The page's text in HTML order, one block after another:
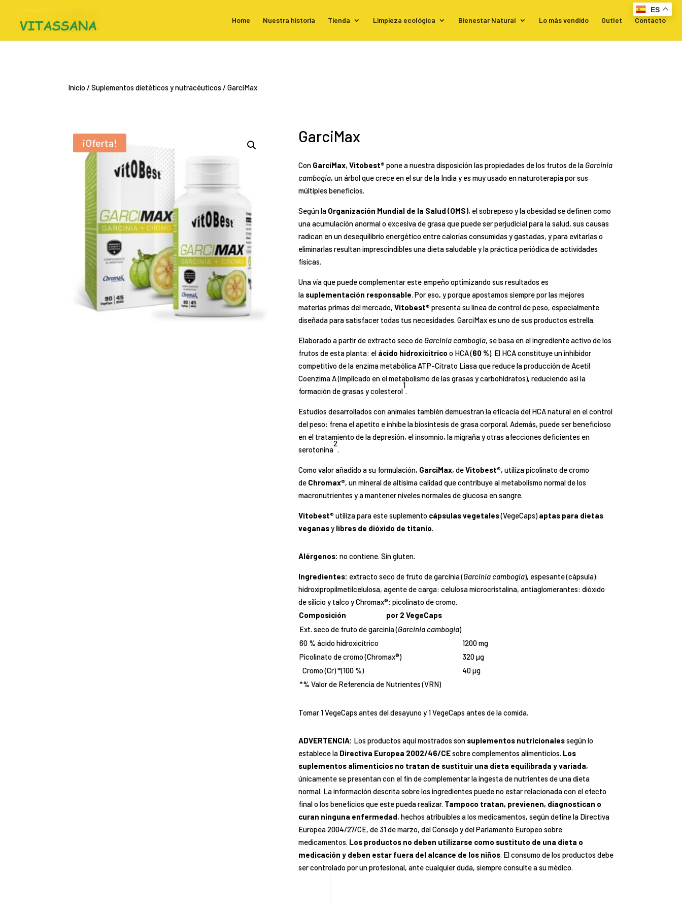
Home Nuestra historia Tienda Limpieza ecológica Bienestar Natural Lo más vendido Outlet Contacto
Inicio/Suplementos dietéticos y nutracéuticos / GarciMax
¡Oferta! GarciMax
Con GarciMax,Vitobest® pone a nuestra disposición las propiedades de los frutos de la Garcinia
cambogia, un árbol que crece en el sur de la India y es muy usado en naturoterapia por sus
múltiples beneficios.
Según la Organización Mundial de la Salud (OMS), el sobrepeso y la obesidad se definen como
una acumulación anormal o excesiva de grasa que puede ser perjudicial para la salud, sus causas
radican en un desequilibrio energético entre calorías consumidas y gastadas, y para evitarlas o
eliminarlas resultan imprescindibles una dieta saludable y la práctica periódica de actividades
físicas.
Una vía que puede complementar este empeño optimizando sus resultados es
la suplementación responsable. Por eso, y porque apostamos siempre por las mejores
materias primas del mercado,Vitobest® presenta su línea de control de peso, especialmente
diseñada para satisfacer todas tus necesidades. GarciMax es uno de sus productos estrella.
Elaborado a partir de extracto seco de Garcinia cambogia, se basa en el ingrediente activo de los
frutos de esta planta: el ácido hidroxicítrico o HCA (60 %). El HCA constituye un inhibidor
competitivo de la enzima metabólica ATP-Citrato Liasa que reduce la producción de Acetil
Coenzima A (implicado en el metabolismo de las grasas y carbohidratos), reduciendo así la
formación de grasas y colesterol
1
.
Estudios desarrollados con animales también demuestran la eficacia del HCA natural en el control
del peso: frena el apetito e inhibe la biosíntesis de grasa corporal. Además, puede ser beneficioso
en el tratamiento de la depresión, el insomnio, la migraña y otras afecciones deficientes en
serotonina
2
.
Como valor añadido a su formulación, GarciMax, deVitobest®, utiliza picolinato de cromo
de Chromax®, un mineral de altísima calidad que contribuye al metabolismo normal de los
macronutrientes y a mantener niveles normales de glucosa en sangre.
Vitobest® utiliza para este suplemento cápsulas vegetales(VegeCaps)aptas para dietas
veganasy libres de dióxido de titanio.
Alérgenos: no contiene. Sin gluten.
Ingredientes: extracto seco de fruto de garcinia (Garcinia cambogia), espesante (cápsula):
hidroxipropilmetilcelulosa, agente de carga: celulosa microcristalina, antiaglomerantes: dióxido
de silicio y talco y Chromax®: picolinato de cromo.
Composición
por 2 VegeCaps
Ext. seco de fruto de garcinia (Garcinia cambogia)
60 % ácido hidroxicítrico
1200 mg
Picolinato de cromo (Chromax®)
320 µg
Cromo (Cr) *(100 %)
40 µg
*% Valor de Referencia de Nutrientes (VRN)
Tomar 1 VegeCaps antes del desayuno y 1 VegeCaps antes de la comida.
ADVERTENCIA: Los productos aquí mostrados son suplementos nutricionalessegún lo
establece la Directiva Europea 2002/46/CEsobre complementos alimenticios. Los
suplementos alimenticios no tratan de sustituir una dieta equilibrada y variada,
únicamente se presentan con el fin de complementar la ingesta de nutrientes de una dieta
normal. La información descrita sobre los ingredientes puede no estar relacionada con el efecto
final o los beneficios que este pueda realizar. Tampoco tratan, previenen, diagnostican o
curan ninguna enfermedad, hechos atribuibles a los medicamentos, según define la Directiva
Europea 2004/27/CE, de 31 de marzo, del Consejo y del Parlamento Europeo sobre
medicamentos. Los productos no deben utilizarse como sustituto de una dieta o
medicación y deben estar fuera del alcance de los niños. El consumo de los productos debe
ser controlado por un profesional, ante cualquier duda, siempre consulte a su médico.
ES